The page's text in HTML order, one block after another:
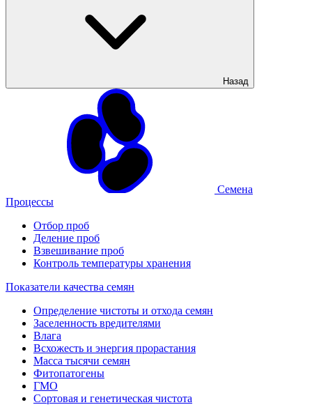
Назад
Семена
Процессы
Отбор проб
Деление проб
Взвешивание проб
Контроль температуры хранения
Показатели качества семян
Определение чистоты и отхода семян
Заселенность вредителями
Влага
Всхожесть и энергия прорастания
Масса тысячи семян
Фитопатогены
ГМО
Сортовая и генетическая чистота